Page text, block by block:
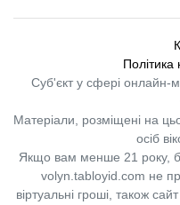
Політика
Суб'єкт у сфері онлайн-
Матеріали, розміщені на
осіб
Якщо вам менше 21 року,
volyn.tabloyid.com не
віртуальні гроші, також